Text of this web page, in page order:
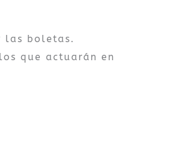
las boletas.
que actuarán en